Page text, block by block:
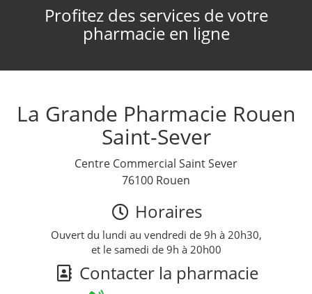
Profitez des services de votre
pharmacie en ligne
La Grande Pharmacie Rouen
Saint-Sever
Centre Commercial Saint Sever
76100 Rouen
Horaires
Ouvert du lundi au vendredi de 9h à 20h30,
et le samedi de 9h à 20h00
Contacter la pharmacie